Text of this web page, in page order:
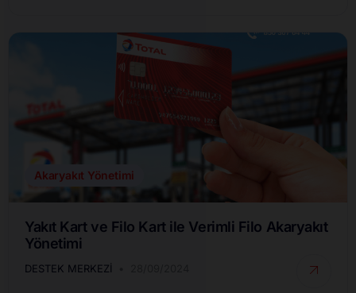
Akaryakıt Yönetimi
Yakıt Kart ve Filo Kart ile Verimli Filo Akaryakıt
Yönetimi
DESTEK MERKEZI